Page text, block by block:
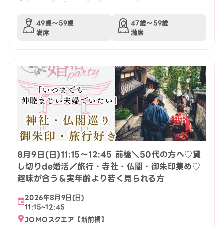
49歳〜59歳
満席
47歳〜59歳
満席
8月9日(日)11:15〜12:45 前橋＼50代の方へ♡貸
し切りde婚活／旅行・寺社・仏閣・御朱印集め♡
趣味が合う＆実年齢より若く見られる方
2026年8月9日(日)
11:15~12:45
JOMOスクエア【新前橋】